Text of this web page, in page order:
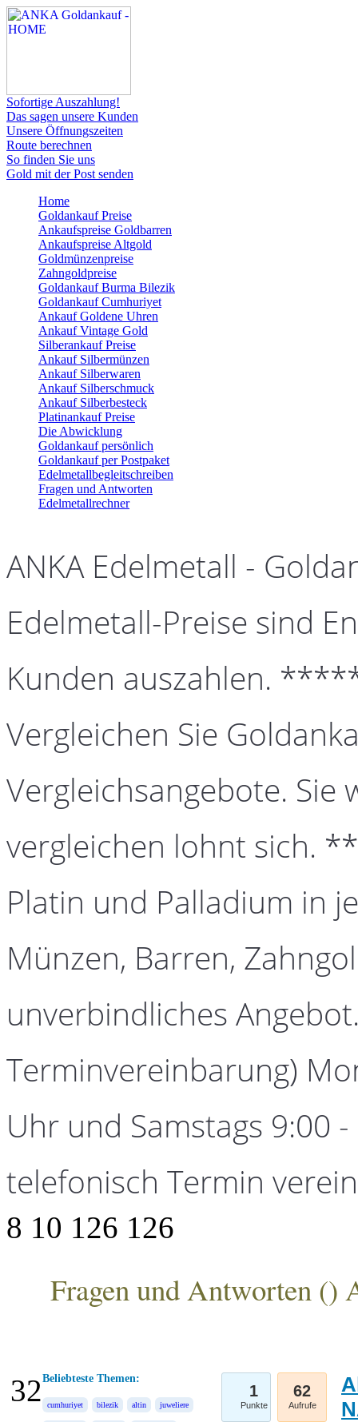
Sofortige Auszahlung!
Das sagen unsere Kunden
Unsere Öffnungszeiten
Route berechnen
So finden Sie uns
Gold mit der Post senden
Home
Goldankauf Preise
Ankaufspreise Goldbarren
Ankaufspreise Altgold
Goldmünzenpreise
Zahngoldpreise
Goldankauf Burma Bilezik
Goldankauf Cumhuriyet
Ankauf Goldene Uhren
Ankauf Vintage Gold
Silberankauf Preise
Ankauf Silbermünzen
Ankauf Silberwaren
Ankauf Silberschmuck
Ankauf Silberbesteck
Platinankauf Preise
Die Abwicklung
Goldankauf persönlich
Goldankauf per Postpaket
Edelmetallbegleitschreiben
Fragen und Antworten
Edelmetallrechner
ANKA Edelmetall -
Edelmetall-Preise sind
Kunden auszahlen.
Vergleichen Sie
Vergleichsangebote. Sie
vergleichen lohnt sich.
Platin und Palladium in
Münzen, Barren,
unverbindliches
Terminvereinbarung)
Uhr und Samstags 9:00
telefonisch Termin
8 10 126 126
Fragen und Antworten ()
Beliebteste Themen:
cumhuriyet bilezik altin juweliere
1
Punkte
62
Aufrufe
32